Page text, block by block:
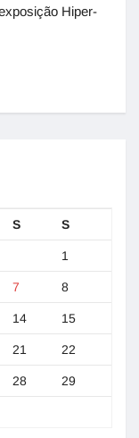
Hiper-
S S
1
7 8
14 15
21 22
28 29